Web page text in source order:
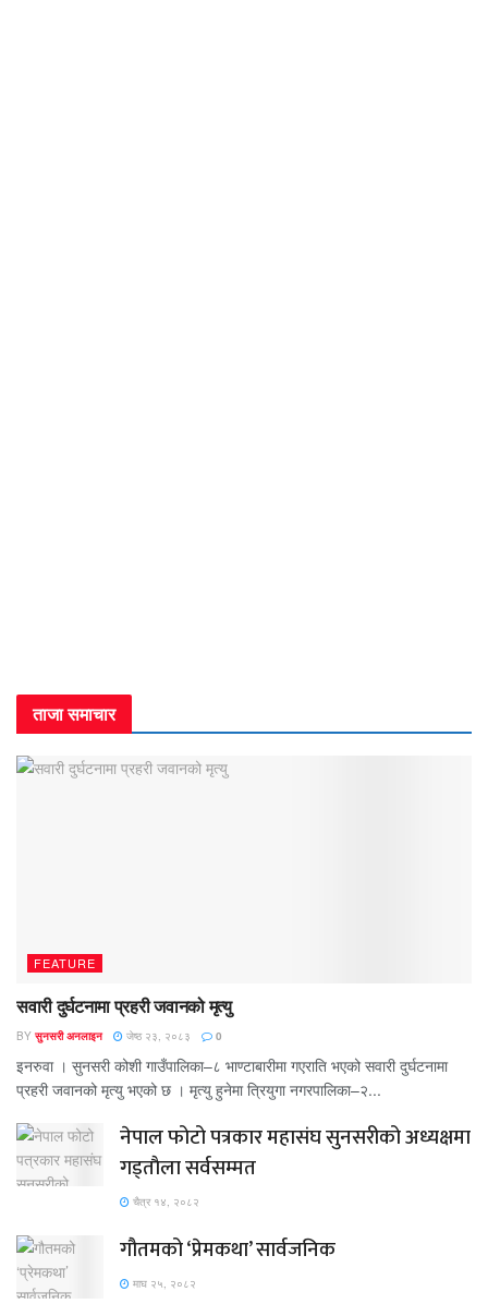
ताजा समाचार
FEATURE
सवारी दुर्घटनामा प्रहरी जवानको मृत्यु
BY सुनसरी अनलाइन जेष्ठ २३, २०८३ 0
इनरुवा । सुनसरी कोशी गाउँपालिका–८ भाण्टाबारीमा गएराति भएको सवारी दुर्घटनामा
प्रहरी जवानको मृत्यु भएको छ । मृत्यु हुनेमा त्रियुगा नगरपालिका–२...
नेपाल फोटो पत्रकार महासंघ सुनसरीको अध्यक्षमा
गड्ताैला सर्वसम्मत
चैत्र १४, २०८२
गौतमको ‘प्रेमकथा’ सार्वजनिक
माघ २५, २०८२